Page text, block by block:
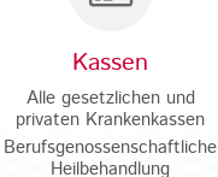
Kassen
Alle gesetzlichen und
privaten Krankenkassen
Berufsgenossenschaftliche
Heilbehandlung